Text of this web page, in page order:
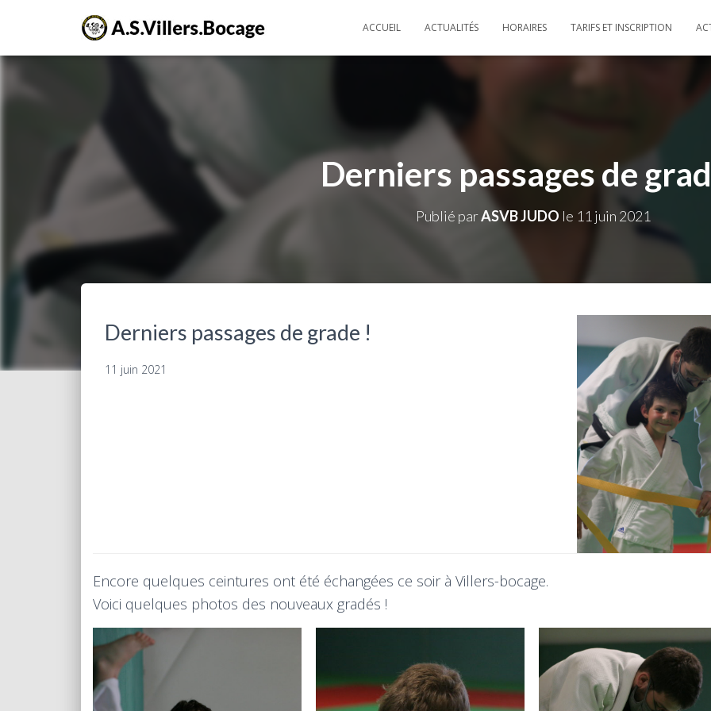
ACCUEIL ACTUALITÉS HORAIRES TARIFS ET INSCRIPTION
Derniers passages de
Publié parASVB JUDO le 11 juin 2021
Derniers passages de grade !
11 juin 2021
Encore quelques ceintures ont été échangées ce soir à Villers-bocage.
Voici quelques photos des nouveaux gradés !